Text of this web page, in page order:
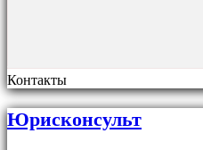
Контакты
Юрисконсульт